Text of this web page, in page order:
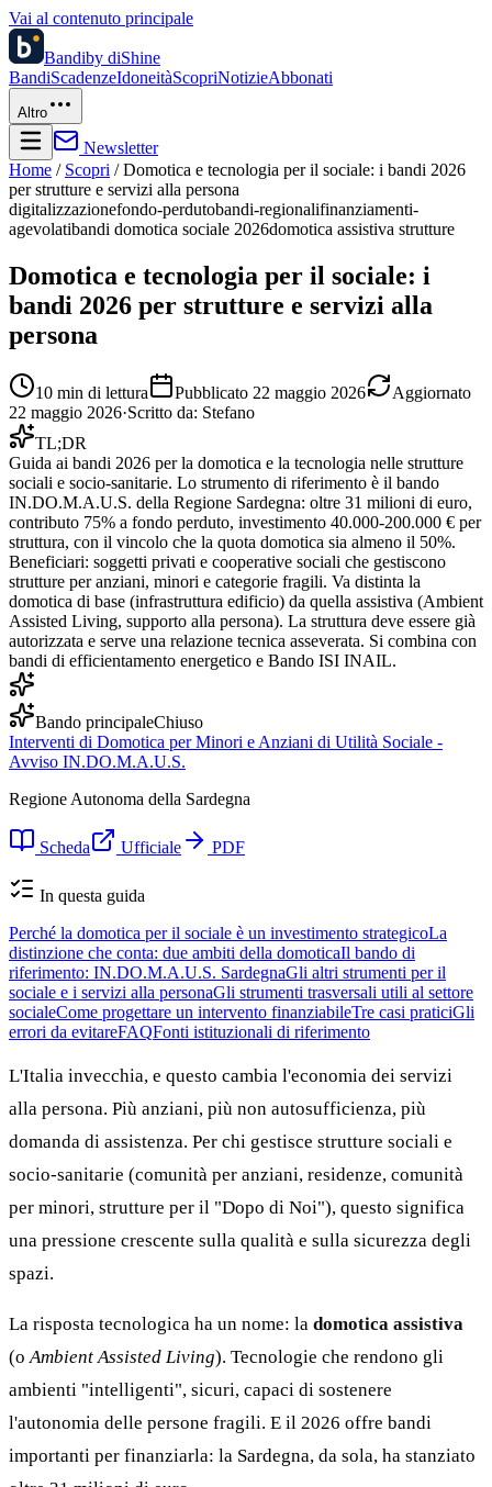
Vai al contenuto principale
Bandiby diShine
BandiScadenzeIdoneitàScopriNotizieAbbonati
Altro
Newsletter
Home / Scopri / Domotica e tecnologia per il sociale: i bandi 2026
per strutture e servizi alla persona
digitalizzazionefondo-perdutobandi-regionalifinanziamenti-
agevolatibandi domotica sociale 2026domotica assistiva strutture
Domotica e tecnologia per il sociale: i
bandi 2026 per strutture e servizi alla
persona
10 min di lettura Pubblicato 22 maggio 2026
Aggiornato
22 maggio 2026·Scritto da: Stefano
TL;DR
Guida ai bandi 2026 per la domotica e la tecnologia nelle strutture
sociali e socio-sanitarie. Lo strumento di riferimento è il bando
IN.DO.M.A.U.S. della Regione Sardegna: oltre 31 milioni di euro,
contributo 75% a fondo perduto, investimento 40.000-200.000 € per
struttura, con il vincolo che la quota domotica sia almeno il 50%.
Beneficiari: soggetti privati e cooperative sociali che gestiscono
strutture per anziani, minori e categorie fragili. Va distinta la
domotica di base (infrastruttura edificio) da quella assistiva (Ambient
Assisted Living, supporto alla persona). La struttura deve essere già
autorizzata e serve una relazione tecnica asseverata. Si combina con
bandi di efficientamento energetico e Bando ISI INAIL.
Bando principaleChiuso
Interventi di Domotica per Minori e Anziani di Utilità Sociale -
Avviso IN.DO.M.A.U.S.
Regione Autonoma della Sardegna
Scheda Ufficiale PDF
In questa guida
Perché la domotica per il sociale è un investimento strategicoLa
distinzione che conta: due ambiti della domoticaIl bando di
riferimento: IN.DO.M.A.U.S. SardegnaGli altri strumenti per il
sociale e i servizi alla personaGli strumenti trasversali utili al settore
socialeCome progettare un intervento finanziabileTre casi praticiGli
errori da evitareFAQFonti istituzionali di riferimento
L'Italia invecchia, e questo cambia l'economia dei servizi
alla persona. Più anziani, più non autosufficienza, più
domanda di assistenza. Per chi gestisce strutture sociali e
socio-sanitarie (comunità per anziani, residenze, comunità
per minori, strutture per il "Dopo di Noi"), questo significa
una pressione crescente sulla qualità e sulla sicurezza degli
spazi.
La risposta tecnologica ha un nome: la domotica assistiva
(oAmbient Assisted Living). Tecnologie che rendono gli
ambienti "intelligenti", sicuri, capaci di sostenere
l'autonomia delle persone fragili. E il 2026 offre bandi
importanti per finanziarla: la Sardegna, da sola, ha stanziato